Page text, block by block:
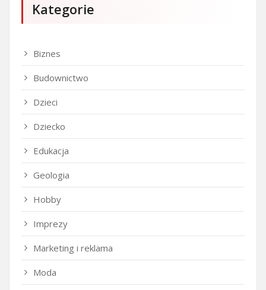
Kategorie
Biznes
Budownictwo
Dzieci
Dziecko
Edukacja
Geologia
Hobby
Imprezy
Marketing i reklama
Moda